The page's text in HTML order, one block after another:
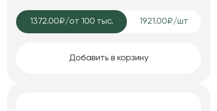
1372.00₽/от 100 тыс. 1921.00₽/шт
Добавить в корзину